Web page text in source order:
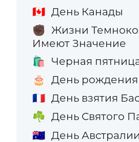
🇨🇦 День Канады
✊🏿 Жизни
Имеют Значение
🛍️ Черная
🎂 День рождения
🇫🇷 День взятия
☘️ День Святого
🇦🇺 День Австралии